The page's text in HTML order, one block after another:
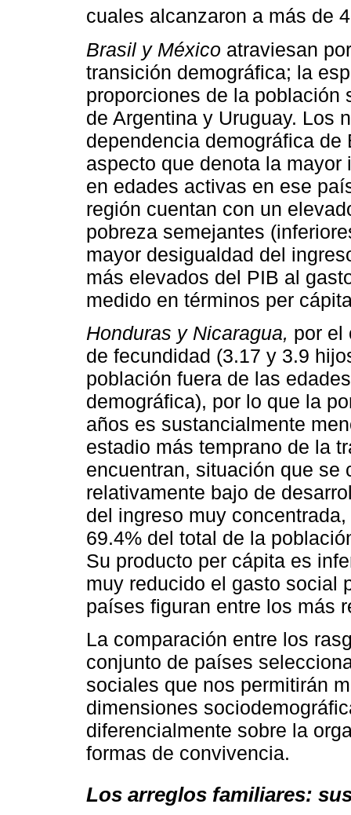
cuales alcanzaron a más de
Brasil y México atraviesan
transición demográfica; la
proporciones de la población
de Argentina y Uruguay. Los
dependencia demográfica
aspecto que denota la
en edades activas en ese
región cuentan con un
pobreza semejantes
mayor desigualdad del
más elevados del PIB al
medido en términos per
Honduras y Nicaragua, por el
de fecundidad (3.17 y 3.9
población fuera de las
demográfica), por lo que la
años es sustancialmente
estadio más temprano de la
encuentran, situación que se
relativamente bajo de
del ingreso muy
69.4% del total de la
Su producto per cápita es
muy reducido el gasto social
países figuran entre los más
La comparación entre los
conjunto de países
sociales que nos permitirán
dimensiones
diferencialmente sobre la
formas de convivencia.
Los arreglos familiares: